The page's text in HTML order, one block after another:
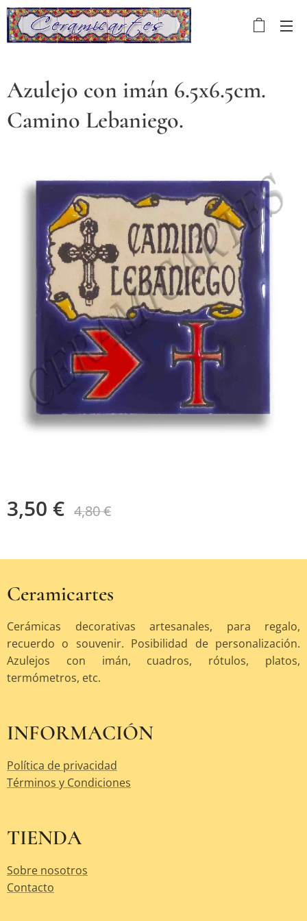
Azulejo con imán 6.5x6.5cm.
Camino Lebaniego.
3,50 € 4,80€
Ceramicartes
Cerámicas decorativas artesanales, para regalo,
recuerdo o souvenir. Posibilidad de personalización.
Azulejos con imán, cuadros, rótulos, platos,
termómetros, etc.
INFORMACIÓN
Política de privacidad
Términos y Condiciones
TIENDA
Sobre nosotros
Contacto